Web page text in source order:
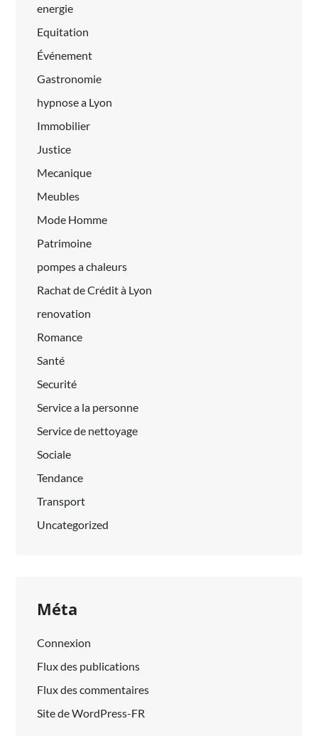
energie
Equitation
Événement
Gastronomie
hypnose a Lyon
Immobilier
Justice
Mecanique
Meubles
Mode Homme
Patrimoine
pompes a chaleurs
Rachat de Crédit à Lyon
renovation
Romance
Santé
Securité
Service a la personne
Service de nettoyage
Sociale
Tendance
Transport
Uncategorized
Méta
Connexion
Flux des publications
Flux des commentaires
Site de WordPress-FR